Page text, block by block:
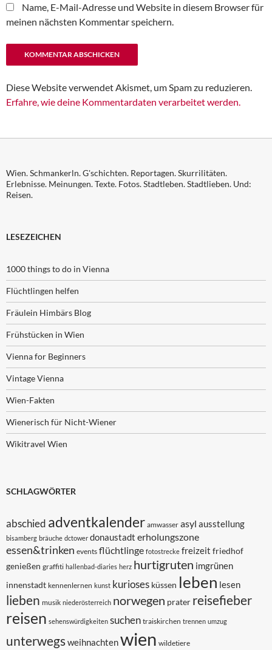
Name, E-Mail-Adresse und Website in diesem Browser für
meinen nächsten Kommentar speichern.
Diese Website verwendet Akismet, um Spam zu reduzieren.
Erfahre, wie deine Kommentardaten verarbeitet werden.
Wien. Schmankerln. G'schichten. Reportagen. Skurrilitäten.
Erlebnisse. Meinungen. Texte. Fotos. Stadtleben. Stadtlieben. Und:
Reisen.
LESEZEICHEN
1000 things to do in Vienna
Flüchtlingen helfen
Fräulein Himbärs Blog
Frühstücken in Wien
Vienna for Beginners
Vintage Vienna
Wien-Fakten
Wienerisch für Nicht-Wiener
Wikitravel Wien
SCHLAGWÖRTER
abschied adventkalender amwasser asyl ausstellung
bisamberg bräuche dctower donaustadt erholungszone
essen&trinken events flüchtlinge fotostrecke freizeit friedhof
genießen graffiti hallenbad-diaries herz hurtigruten imgrünen
innenstadt kennenlernen kunst kurioses küssen leben lesen
lieben musik niederösterreich norwegen prater reisefieber
reisen sehenswürdigkeiten suchen traiskirchen trennen umzug
unterwegsweihnachtenwien wildetiere